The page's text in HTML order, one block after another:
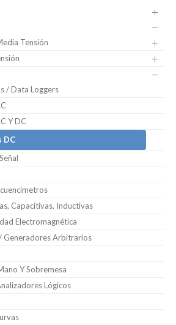
Tensión
/ Data Loggers
Y DC
DC
Capacitivas, Inductivas
Electromagnética
Generadores Arbitrarios
Y Sobremesa
Lógicos